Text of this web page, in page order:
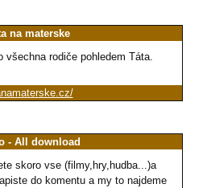
na materske
všechna rodiče pohledem Táta.
- All download
skoro vse (filmy,hry,hudba...)a
do komentu a my to najdeme